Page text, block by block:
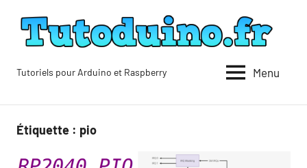
contenu
Tutoduino
Tutoriels pour Arduino et Raspberry Menu
Étiquette : pio